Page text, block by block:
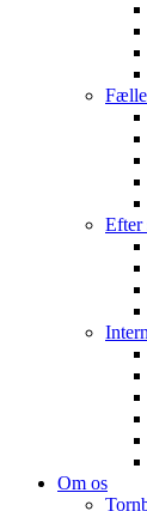
Efter
Om os